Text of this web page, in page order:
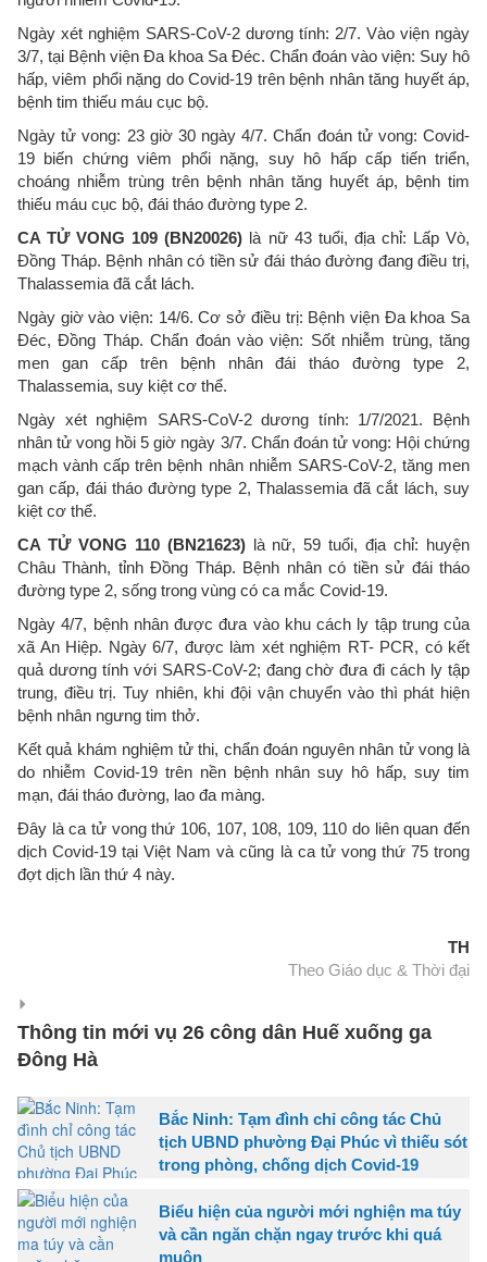
Ngày xét nghiệm SARS-CoV-2 dương tính: 2/7. Vào viện ngày
3/7, tại Bệnh viện Đa khoa Sa Đéc. Chẩn đoán vào viện: Suy hô
hấp, viêm phổi nặng do Covid-19 trên bệnh nhân tăng huyết áp,
bệnh tim thiếu máu cục bộ.
Ngày tử vong: 23 giờ 30 ngày 4/7. Chẩn đoán tử vong: Covid-
19 biến chứng viêm phổi nặng, suy hô hấp cấp tiến triển,
choáng nhiễm trùng trên bệnh nhân tăng huyết áp, bệnh tim
thiếu máu cục bộ, đái tháo đường type 2.
CA TỬ VONG 109 (BN20026) là nữ 43 tuổi, địa chỉ: Lấp Vò,
Đồng Tháp. Bệnh nhân có tiền sử đái tháo đường đang điều trị,
Thalassemia đã cắt lách.
Ngày giờ vào viện: 14/6. Cơ sở điều trị: Bệnh viện Đa khoa Sa
Đéc, Đồng Tháp. Chẩn đoán vào viện: Sốt nhiễm trùng, tăng
men gan cấp trên bệnh nhân đái tháo đường type 2,
Thalassemia, suy kiệt cơ thể.
Ngày xét nghiệm SARS-CoV-2 dương tính: 1/7/2021. Bệnh
nhân tử vong hồi 5 giờ ngày 3/7. Chẩn đoán tử vong: Hội chứng
mạch vành cấp trên bệnh nhân nhiễm SARS-CoV-2, tăng men
gan cấp, đái tháo đường type 2, Thalassemia đã cắt lách, suy
kiệt cơ thể.
CA TỬ VONG 110 (BN21623)là nữ, 59 tuổi, địa chỉ: huyện
Châu Thành, tỉnh Đồng Tháp. Bệnh nhân có tiền sử đái tháo
đường type 2, sống trong vùng có ca mắc Covid-19.
Ngày 4/7, bệnh nhân được đưa vào khu cách ly tập trung của
xã An Hiệp. Ngày 6/7, được làm xét nghiệm RT- PCR, có kết
quả dương tính với SARS-CoV-2; đang chờ đưa đi cách ly tập
trung, điều trị. Tuy nhiên, khi đội vận chuyển vào thì phát hiện
bệnh nhân ngưng tim thở.
Kết quả khám nghiệm tử thi, chẩn đoán nguyên nhân tử vong là
do nhiễm Covid-19 trên nền bệnh nhân suy hô hấp, suy tim
mạn, đái tháo đường, lao đa màng.
Đây là ca tử vong thứ 106, 107, 108, 109, 110 do liên quan đến
dịch Covid-19 tại Việt Nam và cũng là ca tử vong thứ 75 trong
đợt dịch lần thứ 4 này.
TH
Theo Giáo dục & Thời đại
Thông tin mới vụ 26 công dân Huế xuống ga
Đông Hà
Bắc Ninh: Tạm đình chỉ công tác Chủ
tịch UBND phường Đại Phúc vì thiếu sót
trong phòng, chống dịch Covid-19
Biểu hiện của người mới nghiện ma túy
và cần ngăn chặn ngay trước khi quá
muộn